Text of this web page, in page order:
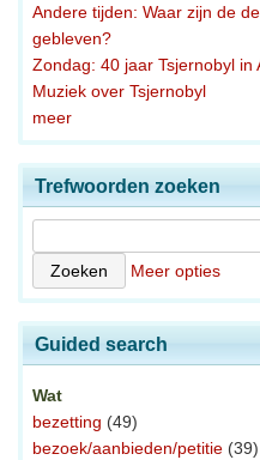
Andere tijden: Waar zijn de
gebleven?
Zondag: 40 jaar Tsjernobyl in
Muziek over Tsjernobyl
meer
Trefwoorden zoeken
Meer opties
Guided search
Wat
bezetting (49)
bezoek/aanbieden/petitie (39)